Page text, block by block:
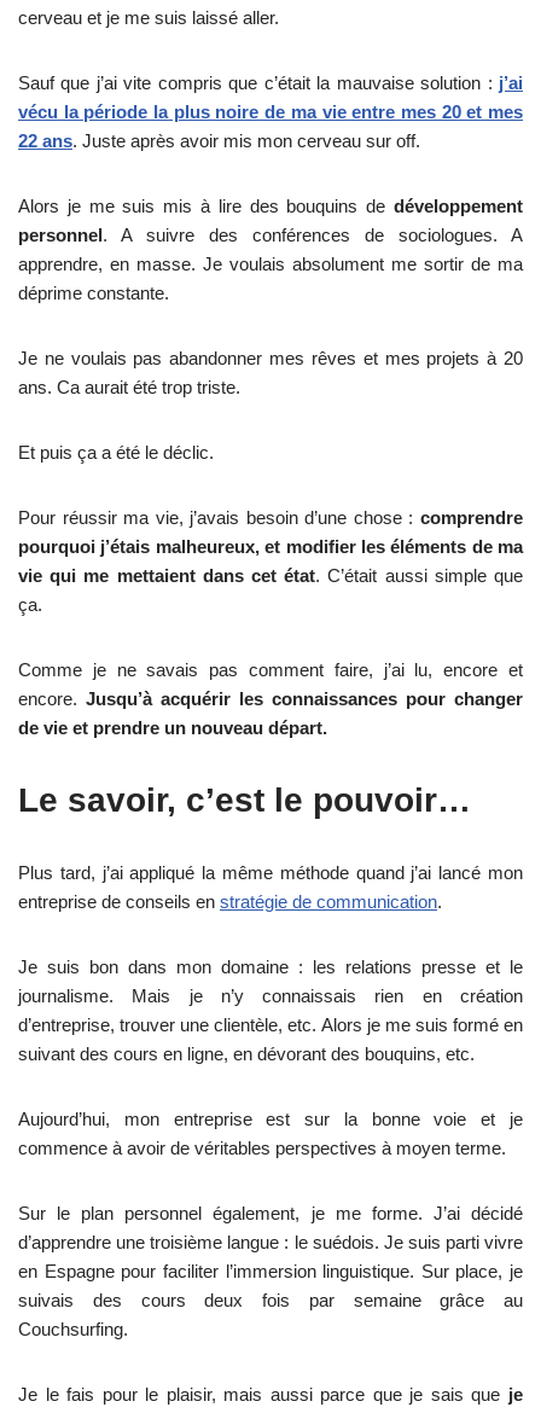
cerveau et je me suis laissé aller.
Sauf que j’ai vite compris que c’était la mauvaise solution : j’ai
vécu la période la plus noire de ma vie entre mes 20 et mes
22 ans. Juste après avoir mis mon cerveau sur off.
Alors je me suis mis à lire des bouquins de développement
personnel. A suivre des conférences de sociologues. A
apprendre, en masse. Je voulais absolument me sortir de ma
déprime constante.
Je ne voulais pas abandonner mes rêves et mes projets à 20
ans. Ca aurait été trop triste.
Et puis ça a été le déclic.
Pour réussir ma vie, j’avais besoin d’une chose : comprendre
pourquoi j’étais malheureux, et modifier les éléments de ma
vie qui me mettaient dans cet état. C’était aussi simple que
ça.
Comme je ne savais pas comment faire, j’ai lu, encore et
encore. Jusqu’à acquérir les connaissances pour changer
de vie et prendre un nouveau départ.
Le savoir, c’est le pouvoir…
Plus tard, j’ai appliqué la même méthode quand j’ai lancé mon
entreprise de conseils en stratégie de communication.
Je suis bon dans mon domaine : les relations presse et le
journalisme. Mais je n’y connaissais rien en création
d’entreprise, trouver une clientèle, etc. Alors je me suis formé en
suivant des cours en ligne, en dévorant des bouquins, etc.
Aujourd’hui, mon entreprise est sur la bonne voie et je
commence à avoir de véritables perspectives à moyen terme.
Sur le plan personnel également, je me forme. J’ai décidé
d’apprendre une troisième langue : le suédois. Je suis parti vivre
en Espagne pour faciliter l’immersion linguistique. Sur place, je
suivais des cours deux fois par semaine grâce au
Couchsurfing.
Je le fais pour le plaisir, mais aussi parce que je sais que je